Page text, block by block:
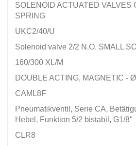
SOLENOID ACTUATED VALVES
SPRING
UKC2/40/U
Solenoid valve 2/2 N.O. SMALL
160/300 XL/M
DOUBLE ACTING, MAGNETIC -
CAML8F
Pneumatikventil, Serie CA,
Hebel, Funktion 5/2 bistabil, G1/8"
CLR8